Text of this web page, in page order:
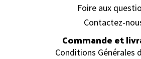
Foire aux
Contactez-
Commande et
Conditions Générales